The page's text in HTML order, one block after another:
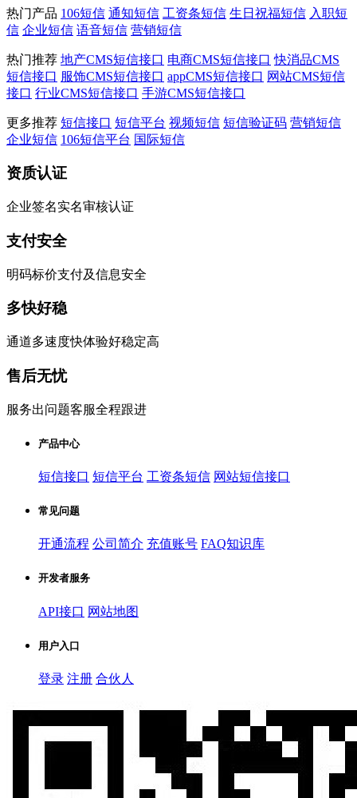
热门产品 106短信 通知短信 工资条短信 生日祝福短信 入职短
信 企业短信 语音短信 营销短信
热门推荐 地产CMS短信接口 电商CMS短信接口 快消品CMS
短信接口 服饰CMS短信接口 appCMS短信接口 网站CMS短信
接口 行业CMS短信接口 手游CMS短信接口
更多推荐 短信接口 短信平台 视频短信 短信验证码 营销短信
企业短信 106短信平台 国际短信
资质认证
企业签名实名审核认证
支付安全
明码标价支付及信息安全
多快好稳
通道多速度快体验好稳定高
售后无忧
服务出问题客服全程跟进
产品中心
短信接口 短信平台 工资条短信 网站短信接口
常见问题
开通流程 公司简介 充值账号 FAQ知识库
开发者服务
API接口 网站地图
用户入口
登录 注册 合伙人